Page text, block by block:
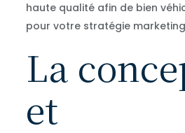
haute qualité afin de bien
pour votre stratégie
La
et